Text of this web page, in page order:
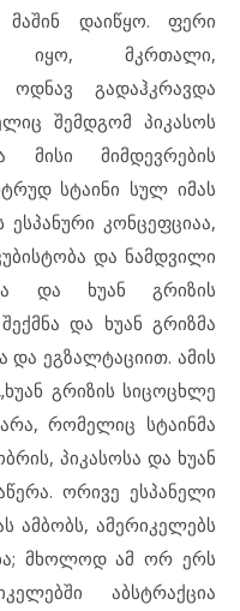
მაშინ დაიწყო. ფერი
იყო, მკრთალი,
გადაჰკრავდა
შემდგომ პიკასოს
მისი მიმდევრების
სტაინი სულ იმას
ესპანური კონცეფციაა,
და ნამდვილი
და ხუან გრიზის
და ხუან გრიზმა
და ეგზალტაციით. ამის
გრიზის სიცოცხლე
რომელიც სტაინმა
პიკასოსა და ხუან
ორივე ესპანელი
ამბობს, ამერიკელებს
მხოლოდ ამ ორ ერს
აბსტრაქცია